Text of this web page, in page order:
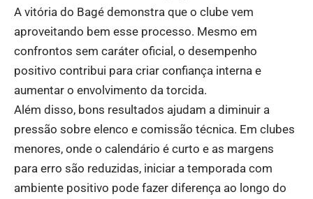
A vitória do Bagé demonstra que o clube vem
aproveitando bem esse processo. Mesmo em
confrontos sem caráter oficial, o desempenho
positivo contribui para criar confiança interna e
aumentar o envolvimento da torcida.
Além disso, bons resultados ajudam a diminuir a
pressão sobre elenco e comissão técnica. Em clubes
menores, onde o calendário é curto e as margens
para erro são reduzidas, iniciar a temporada com
ambiente positivo pode fazer diferença ao longo do